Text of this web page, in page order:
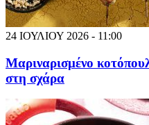
24 ΙΟΥΛΙΟΥ 2026 - 11:00
Μαριναρισμένο
στη σχάρα